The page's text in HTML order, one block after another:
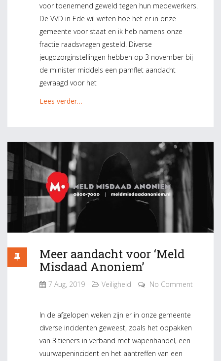
voor toenemend geweld tegen hun medewerkers.
De VVD in Ede wil weten hoe het er in onze
gemeente voor staat en ik heb namens onze
fractie raadsvragen gesteld. Diverse
jeugdzorginstellingen hebben op 3 november bij
de minister middels een pamflet aandacht
gevraagd voor het
Lees verder…
Meer aandacht voor ‘Meld
Misdaad Anoniem’
7 Aug, 2019 Veiligheid No Comment
In de afgelopen weken zijn er in onze gemeente
diverse incidenten geweest, zoals het oppakken
van 3 tieners in verband met wapenhandel, een
vuurwapenincident en het aantreffen van een